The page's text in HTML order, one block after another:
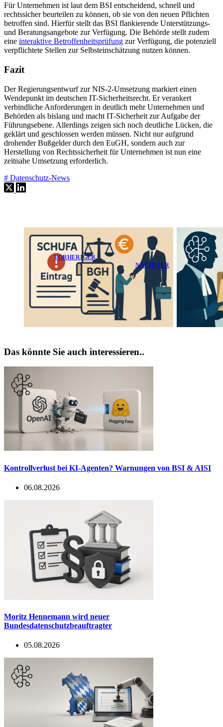
Für Unternehmen ist laut dem BSI entscheidend, schnell und
rechtssicher beurteilen zu können, ob sie von den neuen Pflichten
betroffen sind. Hierfür stellt das BSI flankierende Unterstützungs-
und Beratungsangebote zur Verfügung. Die Behörde stellt zudem
eine interaktive Betroffenheitsprüfung zur Verfügung, die potenziell
verpflichtete Stellen zur Selbsteinschätzung nutzen können.
Fazit
Der Regierungsentwurf zur NIS-2-Umsetzung markiert einen
Wendepunkt im deutschen IT-Sicherheitsrecht. Er verankert
verbindliche Anforderungen in deutlich mehr Unternehmen und
Behörden als bislang und macht IT-Sicherheit zur Aufgabe der
Führungsebene. Allerdings zeigen sich noch deutliche Lücken, die
geklärt und geschlossen werden müssen. Nicht nur aufgrund
drohender Bußgelder durch den EuGH, sondern auch zur
Herstellung von Rechtssicherheit für Unternehmen ist nun eine
zeitnahe Umsetzung erforderlich.
# Datenschutz-News
VORHERIGER
BGH:
Schadensersatz
bei verfrühter
SCHUFA-
Meldung
NÄCHSTER
DAV zum KI-
Einsatz in der
Anwaltschaft
Das könnte Sie auch interessieren..
Kontrollverlust bei KI-Agenten? Warnungen von BSI & AISI
06.08.2026
Moritz Hennemann wird neuer
Bundesdatenschutzbeauftragter
05.08.2026